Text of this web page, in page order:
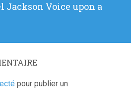
Jackson Voice upon a
pour publier un